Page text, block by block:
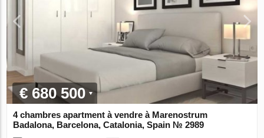
€ 680 500
4 chambres apartment à vendre à Marenostrum
Badalona, Barcelona, Catalonia, Spain № 2989